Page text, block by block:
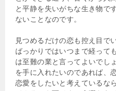
と平静を失いがちな生き物で
ないことなのです。
見つめるだけの恋も控え目で
ばっかりではいつまで経って
は至難の業と言ってよいでし
を手に入れたいのであれば、
恋愛をしたいと考えているな